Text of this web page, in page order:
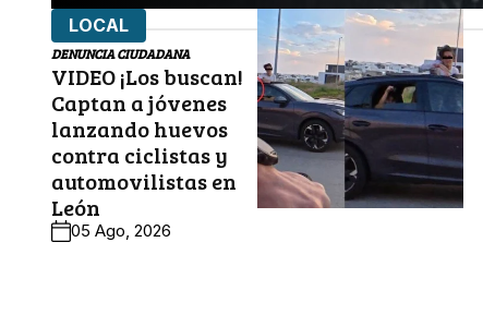
LOCAL
DENUNCIA CIUDADANA
VIDEO ¡Los buscan!
Captan a jóvenes
lanzando huevos
contra ciclistas y
automovilistas en
León
05 Ago, 2026